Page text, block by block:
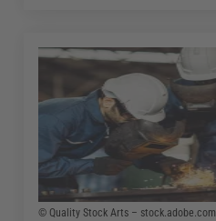
© Quality Stock Arts – stock.adobe.com